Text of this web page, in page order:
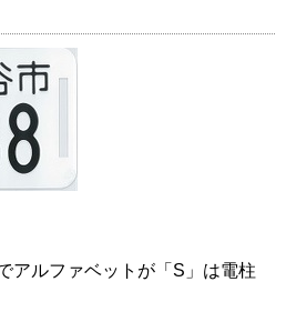
アルファベットが「S」は電柱